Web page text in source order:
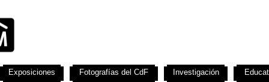
Exposiciones Fotografías del CdF Investigación